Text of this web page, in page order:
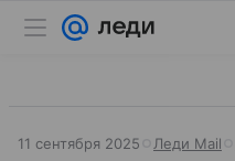
11 сентября 2025 Леди Mail